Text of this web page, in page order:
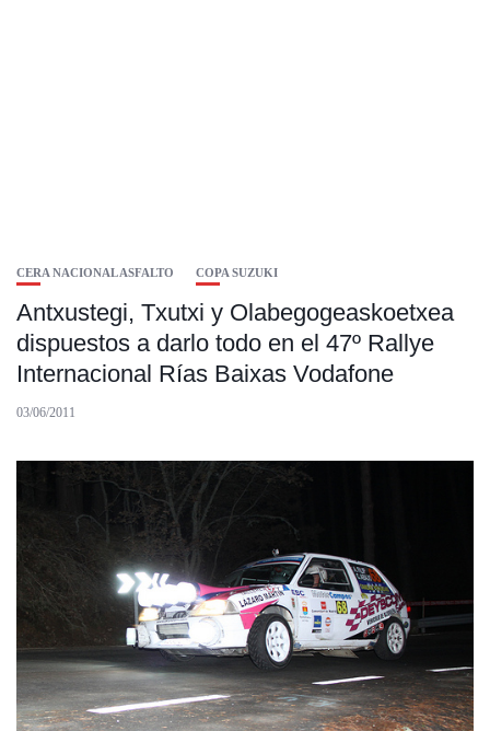
CERA NACIONAL ASFALTO COPA SUZUKI
Antxustegi, Txutxi y Olabegogeaskoetxea
dispuestos a darlo todo en el 47º Rallye
Internacional Rías Baixas Vodafone
03/06/2011